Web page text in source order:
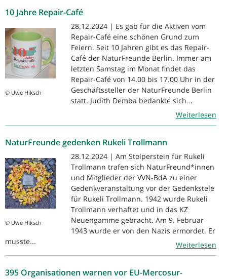
10 Jahre Repair-Café
© Uwe Hiksch
28.12.2024 | Es gab für die Aktiven vom
Repair-Café eine schönen Grund zum
Feiern. Seit 10 Jahren gibt es das Repair-
Café der NaturFreunde Berlin. Immer am
letzten Samstag im Monat findet das
Repair-Café von 14.00 bis 17.00 Uhr in der
Geschäftssteller der NaturFreunde Berlin
statt. Judith Demba bedankte sich...
Weiterlesen
NaturFreunde gedenken Rukeli Trollmann
© Uwe Hiksch
28.12.2024 | Am Stolperstein für Rukeli
Trollmann trafen sich NaturFreund*innen
und Mitglieder der VVN-BdA zu einer
Gedenkveranstaltung vor der Gedenkstele
für Rukeli Trollmann. 1942 wurde Rukeli
Trollmann verhaftet und in das KZ
Neuengamme gebracht. Am 9. Februar
1943 wurde er von den Nazis ermordet. Er
musste...
Weiterlesen
395 Organisationen warnen vor EU-Mercosur-